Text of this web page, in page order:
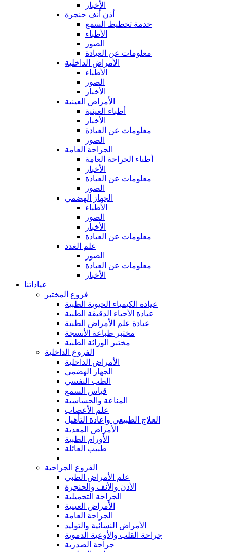
الأخبار
أذن أنف حنجرة
خدمة تخطيط السمع
الأطباء
الصور
معلومات عن العيادة
الأمراض الداخلية
الأطباء
الصور
الأخبار
الأمراض العينية
أطباء العينية
الأخبار
معلومات عن العيادة
الصور
الجراحة العامة
أطباء الجراحة العامة
الأخبار
معلومات عن العيادة
الصور
الجهاز الهضمي
الأطباء
الصور
الأخبار
معلومات عن العيادة
علم الغدد
الصور
معلومات عن العيادة
الأخبار
عياداتنا
فروع المختبر
عيادة الكيمياء الحيوية الطبية
عيادة الأحياء الدقيقة الطبية
عيادة علم الأمراض الطبية
مختبر طباعة الأنسجة
مختبر الوراثة الطبية
الفروع الداخلية
الأمراض الداخلية
الجهاز الهضمي
الطب النفسي
قياس السمع
المناعة والحساسية
علم الأعصاب
العلاج الطبيعي وإعادة التأهيل
الأمراض المعدية
الأورام الطبية
طبيب العائلة
الفروع الجراحية
علم الأمراض الطبي
الأذن والأنف والحنجرة
الجراحة التجميلية
الأمراض العينية
الجراحة العامة
الأمراض النسائية والتوليد
جراحة القلب والأوعية الدموية
جراحة الصدرية